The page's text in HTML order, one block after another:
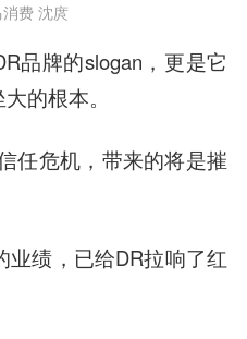
费 沈庹
品牌的slogan，更是它
的根本。
任危机，带来的将是摧
业绩，已给DR拉响了红